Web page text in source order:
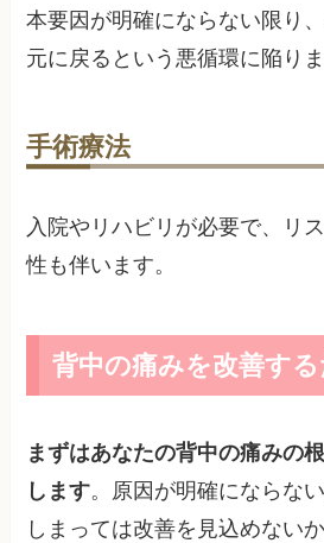
本要因が明確にならない限り
元に戻るという悪循環に陥りま
手術療法
入院やリハビリが必要で、リ
性も伴います。
背中の痛みを改善す
まずはあなたの背中の痛みの
します。原因が明確にならな
しまっては改善を見込めないか